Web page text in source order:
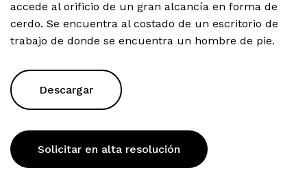
accede al orificio de un gran alcancía en forma de
cerdo. Se encuentra al costado de un escritorio de
trabajo de donde se encuentra un hombre de pie.
Descargar
Solicitar en alta resolución